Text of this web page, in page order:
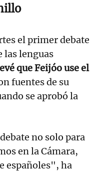
el primer debate
las lenguas
que Feijóo use el
fuentes de su
se aprobó la
no solo para
en la Cámara,
españoles", ha